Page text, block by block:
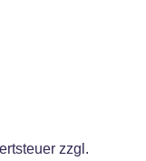
zzgl.